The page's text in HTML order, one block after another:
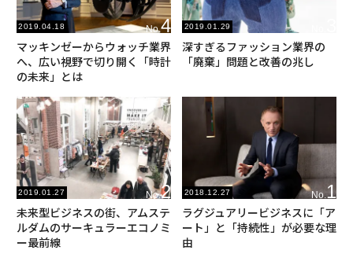
2019.04.18 No.4
マッキンゼーからウォッチ業界
へ、広い視野で切り開く「時計
の未来」とは
2019.01.29
深すぎるファッション業界の
「廃棄」問題と改善の兆し
2019.01.27 No.2
未来型ビジネスの街、アムステ
ルダムのサーキュラーエコノミ
ー最前線
2018.12.27 No.1
ラグジュアリービジネスに「ア
ート」と「持続性」が必要な理
由